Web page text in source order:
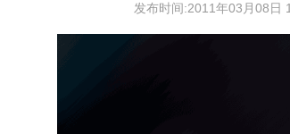
发布时间:2011年03月08日